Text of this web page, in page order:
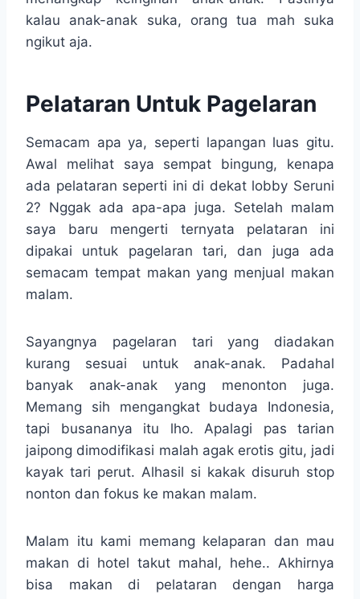
kalau anak-anak suka, orang tua mah suka
ngikut aja.
Pelataran Untuk Pagelaran
Semacam apa ya, seperti lapangan luas gitu.
Awal melihat saya sempat bingung, kenapa
ada pelataran seperti ini di dekat lobby Seruni
2? Nggak ada apa-apa juga. Setelah malam
saya baru mengerti ternyata pelataran ini
dipakai untuk pagelaran tari, dan juga ada
semacam tempat makan yang menjual makan
malam.
Sayangnya pagelaran tari yang diadakan
kurang sesuai untuk anak-anak. Padahal
banyak anak-anak yang menonton juga.
Memang sih mengangkat budaya Indonesia,
tapi busananya itu lho. Apalagi pas tarian
jaipong dimodifikasi malah agak erotis gitu, jadi
kayak tari perut. Alhasil si kakak disuruh stop
nonton dan fokus ke makan malam.
Malam itu kami memang kelaparan dan mau
makan di hotel takut mahal, hehe.. Akhirnya
bisa makan di pelataran dengan harga